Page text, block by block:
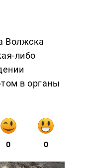
Волжска
либо
в органы
0 0